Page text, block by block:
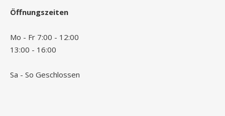
Öffnungszeiten
Mo - Fr 7:00 - 12:00
13:00 - 16:00
Sa - So Geschlossen